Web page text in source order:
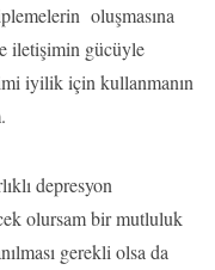
oluşmasına
iletişimin gücüyle
iyilik için kullanmanın
depresyon
olursam bir mutluluk
gerekli olsa da